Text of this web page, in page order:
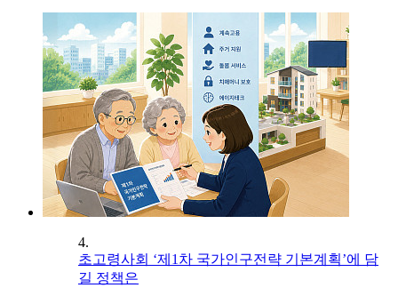
4.
초고령사회 ‘제1차 국가인구전략 기본계획’에 담
길 정책은